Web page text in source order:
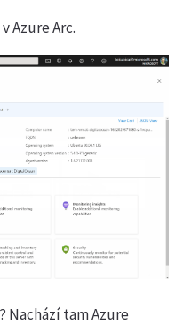
Azure Arc.
Nachází tam Azure